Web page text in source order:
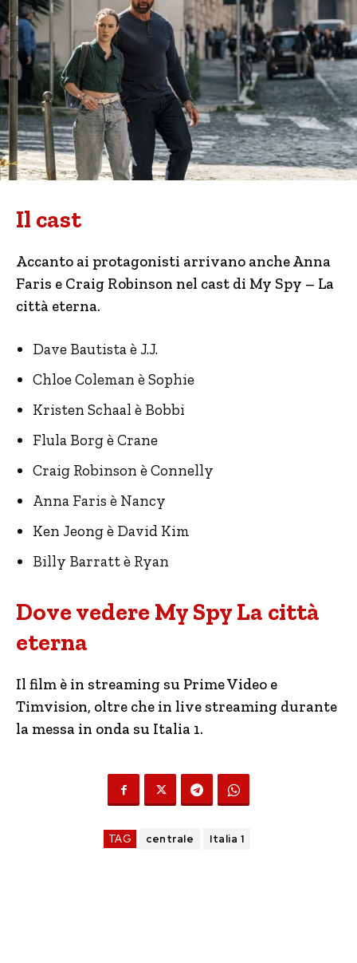
Il cast
Accanto ai protagonisti arrivano anche Anna
Faris e Craig Robinson nel cast di My Spy – La
città eterna.
Dave Bautista è J.J.
Chloe Coleman è Sophie
Kristen Schaal è Bobbi
Flula Borg è Crane
Craig Robinson è Connelly
Anna Faris è Nancy
Ken Jeong è David Kim
Billy Barratt è Ryan
Dove vedere My Spy La città
eterna
Il film è in streaming su Prime Video e
Timvision, oltre che in live streaming durante
la messa in onda su Italia 1.
TAG centrale Italia 1